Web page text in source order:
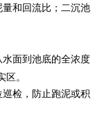
量和回流比；二沉池
水面到池底的全浓度
。
巡检，防止跑泥或积